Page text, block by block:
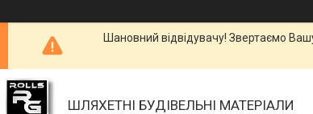
Шановний відвідувачу! Звертаємо
ШЛЯХЕТНІ БУДІВЕЛЬНІ МАТЕРІАЛИ